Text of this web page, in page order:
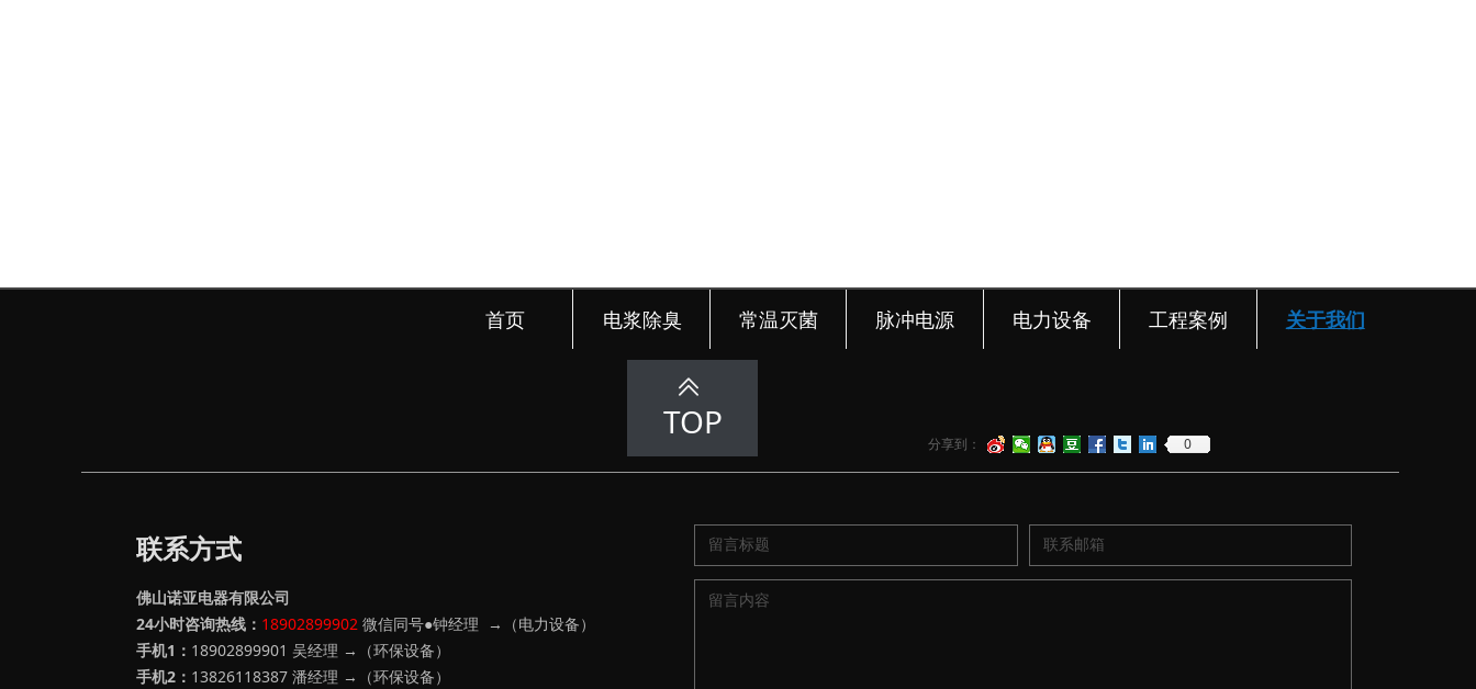
TOP
ꅁ
联系方式
佛山诺亚电器有限公司
24小时咨询热线： 18902899902 微信同号●钟经理 →（电力设备）
手机1： 18902899901 吴经理 →（环保设备）
手机2： 13826118387 潘经理 →（环保设备）
分享到： 0
首页 电浆除臭 常温灭菌 脉冲电源 电力设备 工程案例 关于我们